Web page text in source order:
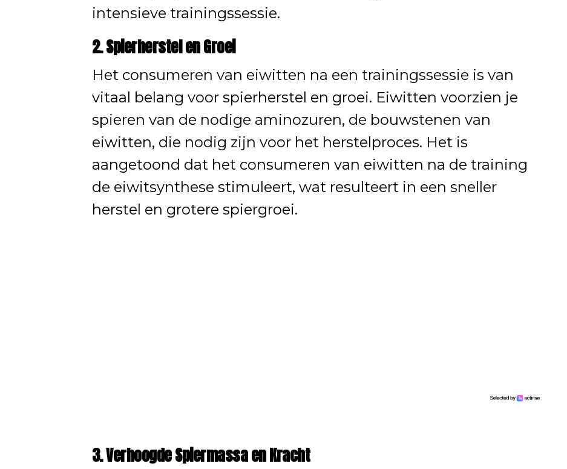
intensieve trainingssessie.
2. Spierherstel en Groei
Het consumeren van eiwitten na een trainingssessie is van
vitaal belang voor spierherstel en groei. Eiwitten voorzien je
spieren van de nodige aminozuren, de bouwstenen van
eiwitten, die nodig zijn voor het herstelproces. Het is
aangetoond dat het consumeren van eiwitten na de training
de eiwitsynthese stimuleert, wat resulteert in een sneller
herstel en grotere spiergroei.
3. Verhoogde Spiermassa en Kracht